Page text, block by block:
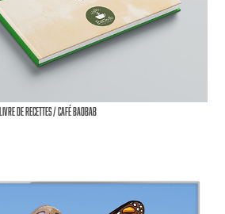
Livre de recettes / Café Baobab